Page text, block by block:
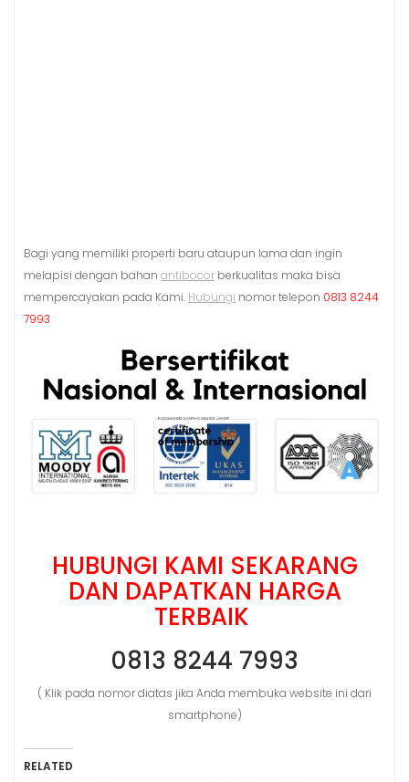
Bagi yang memiliki properti baru ataupun lama dan ingin
melapisi dengan bahan antibocor berkualitas maka bisa
mempercayakan pada Kami. Hubungi nomor telepon 0813 8244
7993
HUBUNGI KAMI SEKARANG
DAN DAPATKAN HARGA
TERBAIK
0813 8244 7993
( Klik pada nomor diatas jika Anda membuka website ini dari
smartphone)
RELATED